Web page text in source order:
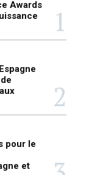
Awards
pour le
et